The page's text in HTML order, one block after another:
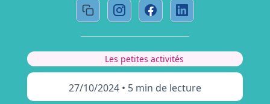
Les petites activités
27/10/2024 • 5 min de lecture